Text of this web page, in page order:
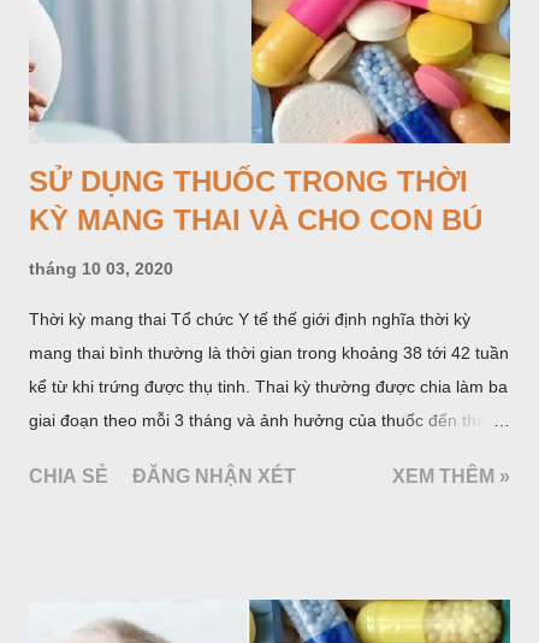
SỬ DỤNG THUỐC TRONG THỜI
KỲ MANG THAI VÀ CHO CON BÚ
tháng 10 03, 2020
Thời kỳ mang thai Tổ chức Y tế thế giới định nghĩa thời kỳ
mang thai bình thường là thời gian trong khoảng 38 tới 42 tuần
kể từ khi trứng được thụ tinh. Thai kỳ thường được chia làm ba
giai đoạn theo mỗi 3 tháng và ảnh hưởng của thuốc đến thai
CHIA SẺ ĐĂNG NHẬN XÉT XEM THÊM »